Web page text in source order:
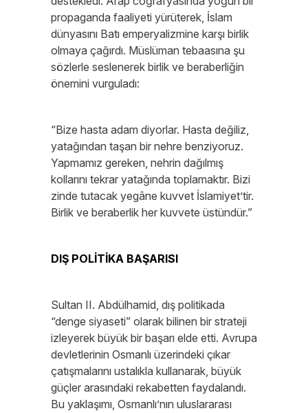
propaganda faaliyeti yürüterek, İslam
dünyasını Batı emperyalizmine karşı birlik
olmaya çağırdı. Müslüman tebaasına şu
sözlerle seslenerek birlik ve beraberliğin
önemini vurguladı:
“Bize hasta adam diyorlar. Hasta değiliz,
yatağından taşan bir nehre benziyoruz.
Yapmamız gereken, nehrin dağılmış
kollarını tekrar yatağında toplamaktır. Bizi
zinde tutacak yegâne kuvvet İslamiyet’tir.
Birlik ve beraberlik her kuvvete üstündür.”
DIŞ POLİTİKA BAŞARISI
Sultan II. Abdülhamid, dış politikada
“denge siyaseti” olarak bilinen bir strateji
izleyerek büyük bir başarı elde etti. Avrupa
devletlerinin Osmanlı üzerindeki çıkar
çatışmalarını ustalıkla kullanarak, büyük
güçler arasındaki rekabetten faydalandı.
Bu yaklaşımı, Osmanlı’nın uluslararası